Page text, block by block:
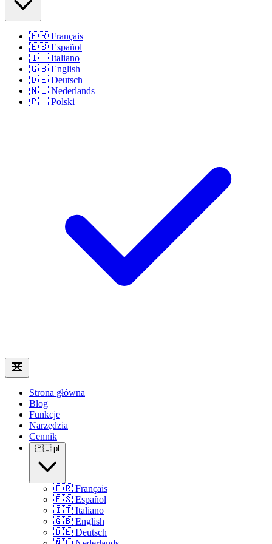
🇫🇷 Français
🇪🇸 Español
🇮🇹 Italiano
🇬🇧 English
🇩🇪 Deutsch
🇳🇱 Nederlands
🇵🇱 Polski
Strona główna
Blog
Funkcje
Narzędzia
Cennik
🇵🇱 pl
🇫🇷 Français
🇪🇸 Español
🇮🇹 Italiano
🇬🇧 English
🇩🇪 Deutsch